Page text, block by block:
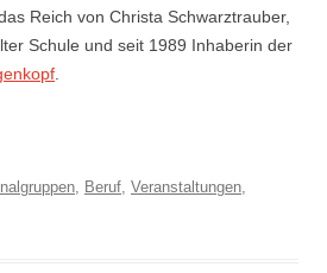
Reich von Christa Schwarztrauber,
Schule und seit 1989 Inhaberin der
.
, Beruf, Veranstaltungen,